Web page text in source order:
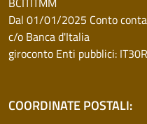
Dal 01/01/2025 Conto
c/o Banca d'Italia
giroconto Enti pubblici:
COORDINATE POSTALI: